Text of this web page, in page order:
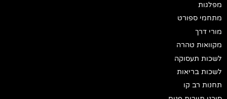
מפלגות
מתחמי ספורט
מורי דרך
מקוואות טהרה
לשכות תעסוקה
לשכות בריאות
תחנות רב קו